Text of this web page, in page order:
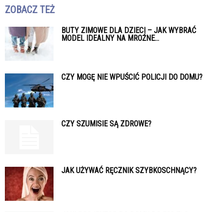
ZOBACZ TEŻ
BUTY ZIMOWE DLA DZIECI – JAK WYBRAĆ
MODEL IDEALNY NA MROŹNE...
CZY MOGĘ NIE WPUŚCIĆ POLICJI DO DOMU?
CZY SZUMISIE SĄ ZDROWE?
JAK UŻYWAĆ RĘCZNIK SZYBKOSCHNĄCY?